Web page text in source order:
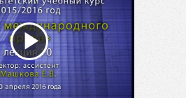
Воспроизвести
видео